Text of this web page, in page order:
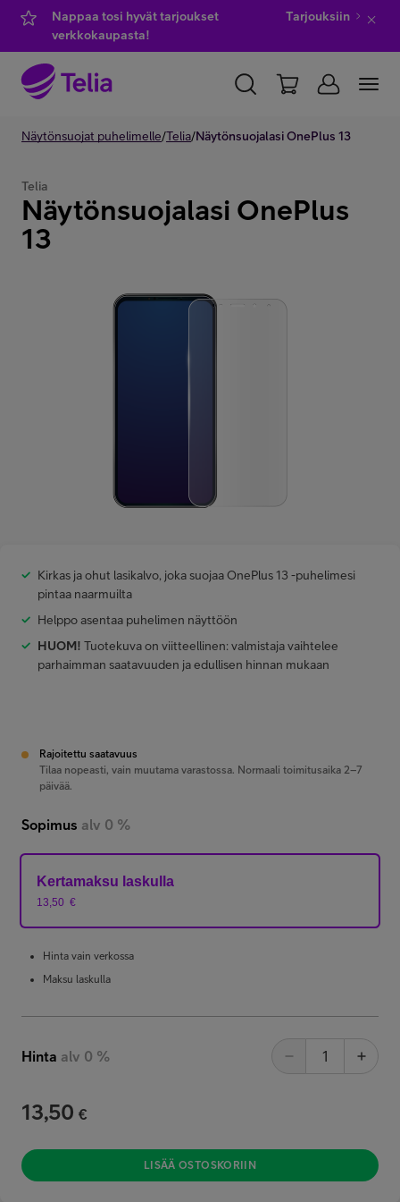
Nappaa tosi hyvät tarjoukset
verkkokaupasta!
Tarjouksiin
YKSITYISILLE YRITYKSILLE WHOLESALE
Kauppa
Näytönsuojat puhelimelle/Telia/Näytönsuojalasi OnePlus 13
Telia
Näytönsuojalasi OnePlus
13
Kirkas ja ohut lasikalvo, joka suojaa OnePlus 13 -puhelimesi
pintaa naarmuilta
Helppo asentaa puhelimen näyttöön
HUOM! Tuotekuva on viitteellinen: valmistaja vaihtelee
parhaimman saatavuuden ja edullisen hinnan mukaan
Rajoitettu saatavuus
Tilaa nopeasti, vain muutama varastossa. Normaali toimitusaika 2–7
päivää.
Sopimus alv 0 %
Kertamaksu laskulla
13,50 €
Hinta vain verkossa
Maksu laskulla
Hinta alv 0 %
13,50 €
LISÄÄ OSTOSKORIIN